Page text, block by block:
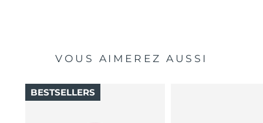
VOUS AIMEREZ AUSSI
BESTSELLERS